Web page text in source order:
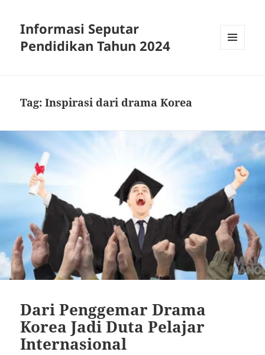
Informasi Seputar
Pendidikan Tahun 2024
Tag:Inspirasi dari drama Korea
Dari Penggemar Drama
Korea Jadi Duta Pelajar
Internasional